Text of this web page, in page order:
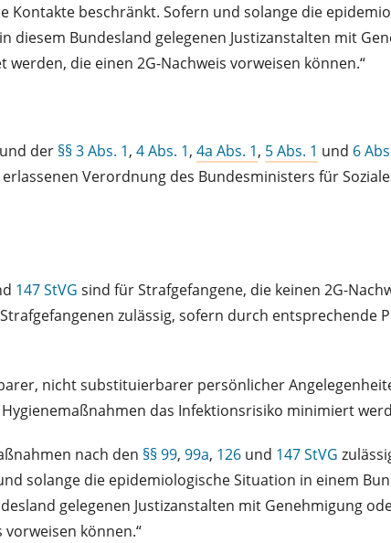
Kontakte beschränkt. Sofern und solange die
Bundesland gelegenen Justizanstalten mit
die einen 2G-Nachweis vorweisen können.“
der §§ 3 Abs. 1, 4 Abs. 1, 4a Abs. 1, 5 Abs. 1 und 6
Verordnung des Bundesministers für
147 StVG sind für Strafgefangene, die keinen 2G-
zulässig, sofern durch entsprechende
nicht substituierbarer persönlicher
das Infektionsrisiko minimiert
nach den §§ 99, 99a, 126 und 147 StVG
solange die epidemiologische Situation in einem
gelegenen Justizanstalten mit Genehmigung
können.“